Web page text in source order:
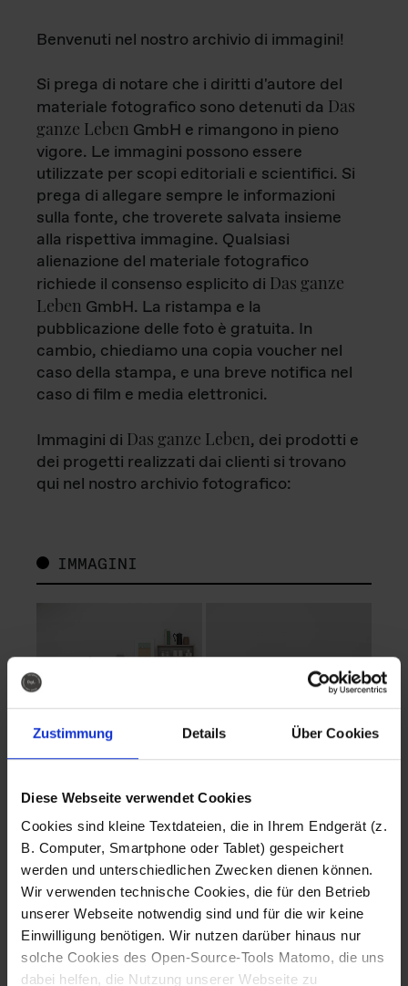
Zustimmung Details Über Cookies
Diese Webseite verwendet Cookies
Cookies sind kleine Textdateien, die in Ihrem Endgerät (z.
B. Computer, Smartphone oder Tablet) gespeichert
werden und unterschiedlichen Zwecken dienen können.
Wir verwenden technische Cookies, die für den Betrieb
unserer Webseite notwendig sind und für die wir keine
Einwilligung benötigen. Wir nutzen darüber hinaus nur
solche Cookies des Open-Source-Tools Matomo, die uns
dabei helfen, die Nutzung unserer Webseite zu
Benvenuti nel nostro archivio di immagini!
Si prega di notare che i diritti d'autore del
materiale fotografico sono detenuti da Das
ganze Leben GmbH e rimangono in pieno
vigore. Le immagini possono essere
utilizzate per scopi editoriali e scientifici. Si
prega di allegare sempre le informazioni
sulla fonte, che troverete salvata insieme
alla rispettiva immagine. Qualsiasi
alienazione del materiale fotografico
richiede il consenso esplicito di Das ganze
Leben GmbH. La ristampa e la
pubblicazione delle foto è gratuita. In
cambio, chiediamo una copia voucher nel
caso della stampa, e una breve notifica nel
caso di film e media elettronici.
Immagini di Das ganze Leben, dei prodotti e
dei progetti realizzati dai clienti si trovano
qui nel nostro archivio fotografico:
IMMAGINI
Fotografo: Lorenz
Sternbach
Download
Fotografo: Lorenz
Sternbach
Download